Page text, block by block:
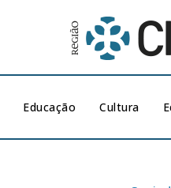
Educação Cultura